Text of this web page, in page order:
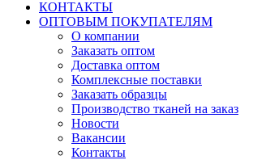
КОНТАКТЫ
ОПТОВЫМ ПОКУПАТЕЛЯМ
О компании
Заказать оптом
Доставка оптом
Комплексные поставки
Заказать образцы
Производство тканей на заказ
Новости
Вакансии
Контакты